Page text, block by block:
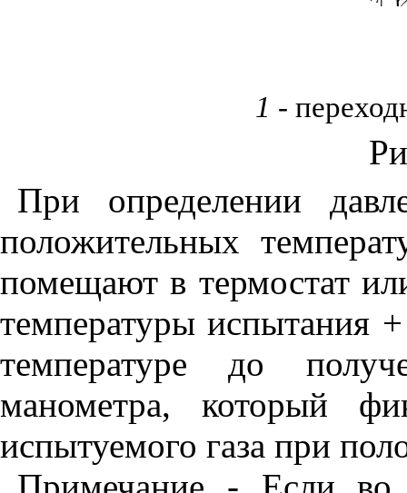
1 -
При определении
положительных
помещают в термостат
температуры испытания
температуре до
манометра, который
испытуемого газа при